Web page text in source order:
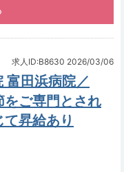
求人ID:B8630 2026/03/06
富田浜病院／
をご専門とされ
昇給あり